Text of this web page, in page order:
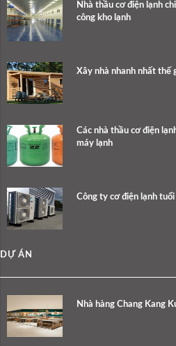
Nhà thầu cơ điện lạnh
công kho lạnh
Xây nhà nhanh nhất thế
Các nhà thầu cơ điện
máy lạnh
Công ty cơ điện lạnh
DỰ ÁN
Nhà hàng Chang Kang